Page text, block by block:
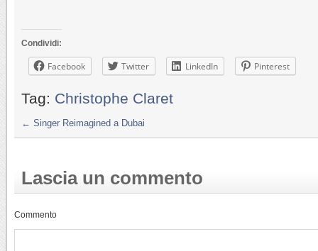
Condividi:
Facebook Twitter LinkedIn Pinterest
Tag: Christophe Claret
← Singer Reimagined a Dubai
Lascia un commento
Commento